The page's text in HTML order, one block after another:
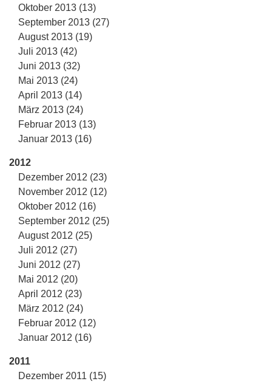
Oktober 2013 (13)
September 2013 (27)
August 2013 (19)
Juli 2013 (42)
Juni 2013 (32)
Mai 2013 (24)
April 2013 (14)
März 2013 (24)
Februar 2013 (13)
Januar 2013 (16)
2012
Dezember 2012 (23)
November 2012 (12)
Oktober 2012 (16)
September 2012 (25)
August 2012 (25)
Juli 2012 (27)
Juni 2012 (27)
Mai 2012 (20)
April 2012 (23)
März 2012 (24)
Februar 2012 (12)
Januar 2012 (16)
2011
Dezember 2011 (15)